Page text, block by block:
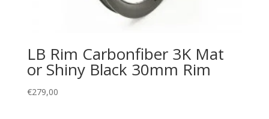
LB Rim Carbonfiber 3K Mat
or Shiny Black 30mm Rim
€279,00